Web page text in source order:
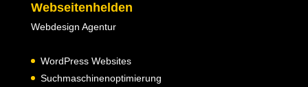
Webseitenhelden
Webdesign Agentur
WordPress Websites
Suchmaschinenoptimierung